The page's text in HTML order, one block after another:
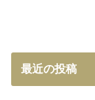
最近の投稿